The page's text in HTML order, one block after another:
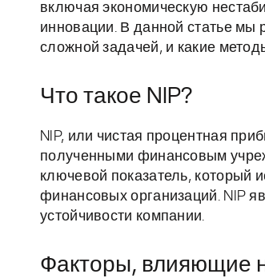
включая экономическую
инновации. В данной статье мы
сложной задачей, и какие
Что такое NIP?
NIP, или чистая процентная
полученными финансовым
ключевой показатель, который
финансовых организаций. NIP
устойчивости компании.
Факторы, влияющие